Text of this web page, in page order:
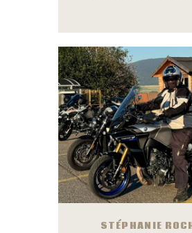
STÉPHANIE